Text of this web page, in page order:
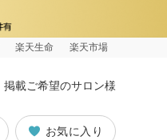
楽天生命 楽天市場
掲載ご希望のサロン様
お気に入り